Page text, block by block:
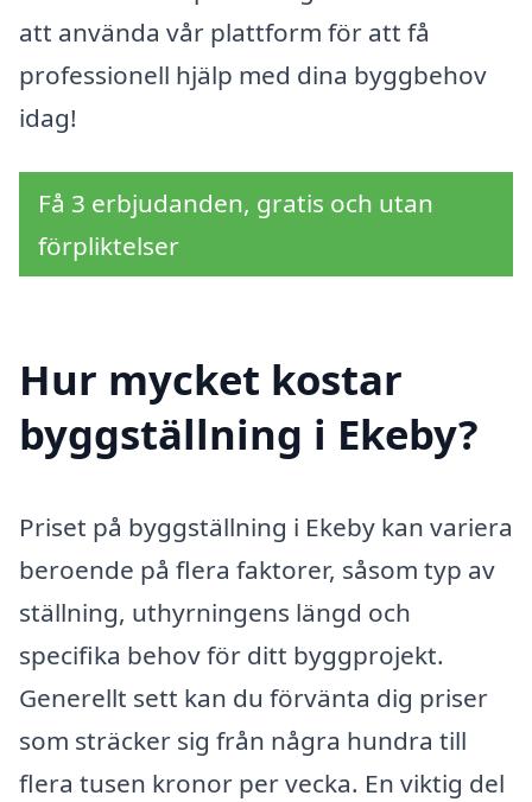
att använda vår plattform för att få
professionell hjälp med dina byggbehov
idag!
Få 3 erbjudanden, gratis och utan
förpliktelser
Hur mycket kostar
byggställning i Ekeby?
Priset på byggställning i Ekeby kan variera
beroende på flera faktorer, såsom typ av
ställning, uthyrningens längd och
specifika behov för ditt byggprojekt.
Generellt sett kan du förvänta dig priser
som sträcker sig från några hundra till
flera tusen kronor per vecka. En viktig del